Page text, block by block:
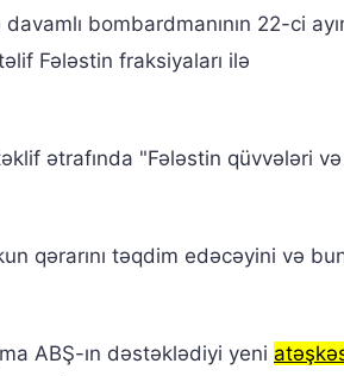
bombardmanının 22-ci
Fələstin fraksiyaları ilə
ətrafında "Fələstin qüvvələri və
qərarını təqdim edəcəyini və
ABŞ-ın dəstəklədiyi yeni